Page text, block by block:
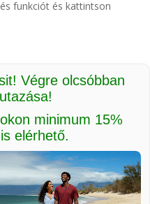
funkciót és kattintson
Végre olcsóbban
minimum 15%
elérhető.